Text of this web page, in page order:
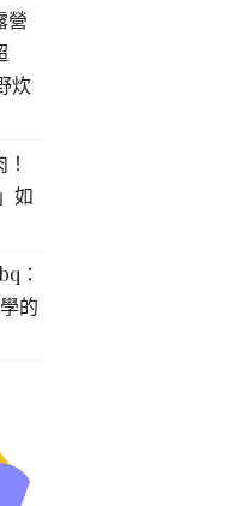
營
炊
如
：
的